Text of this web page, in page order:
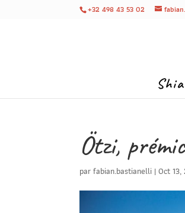
+32 498 43 53 02
Ötzi,
parfabian.bastianelli |Oct